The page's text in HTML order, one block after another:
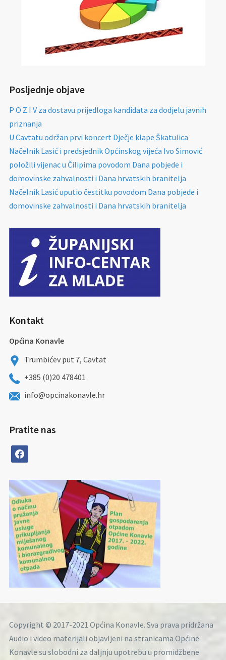
Posljednje objave
P O Z I V za dostavu prijedloga kandidata za dodjelu javnih
priznanja
U Cavtatu održan prvi koncert Dječje klape Škatulica
Načelnik Lasić i predsjednik Općinskog vijeća Ivo Simović
položili vijenac u Čilipima povodom Dana pobjede i
domovinske zahvalnosti i Dana hrvatskih branitelja
Načelnik Lasić uputio čestitku povodom Dana pobjede i
domovinske zahvalnosti i Dana hrvatskih branitelja
Kontakt
Općina Konavle
Trumbićev put 7, Cavtat
+385 (0)20 478401
info@opcinakonavle.hr
Pratite nas
facebook
Copyright © 2017-2021 Općina Konavle. Sva prava pridržana
Audio i video materijali objavljeni na stranicama Općine
Konavle su slobodni za daljnju upotrebu u promidžbene